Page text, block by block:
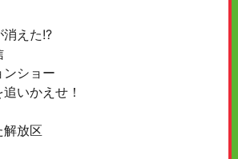
えた!?
ショー
いかえせ！
放区